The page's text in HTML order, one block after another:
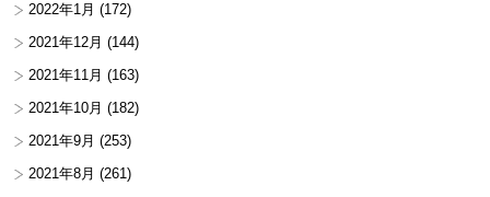
2022年1月 (172)
2021年12月 (144)
2021年11月 (163)
2021年10月 (182)
2021年9月 (253)
2021年8月 (261)